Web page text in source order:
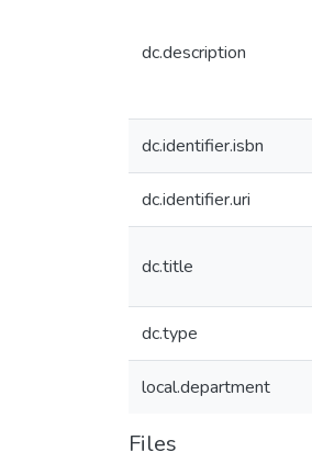
dc.description
dc.identifier.isbn
dc.identifier.uri
dc.title
dc.type
local.department
Files